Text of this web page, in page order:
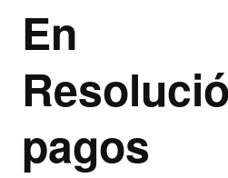
En
pagos